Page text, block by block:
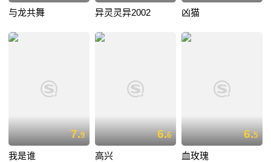
与龙共舞 异灵灵异2002 凶猫
7.9
我是谁
6.6
高兴
6.5
血玫瑰